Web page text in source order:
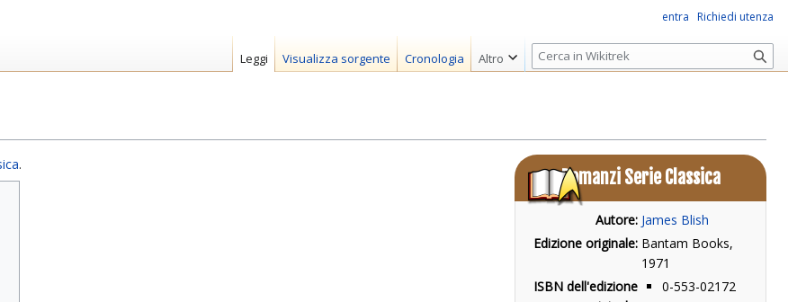
Romanzi Serie Classica
Autore: James Blish
Edizione originale: Bantam Books,
1971
ISBN dell'edizione
0-553-02172
.
entra Richiedi utenza
Leggi Visualizza sorgente Cronologia Altro
R
i
r
c